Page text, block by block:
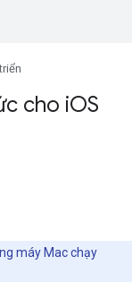
cho iOS
máy Mac chạy